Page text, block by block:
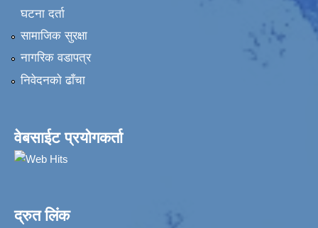
घटना दर्ता
सामाजिक सुरक्षा
नागरिक वडापत्र
निवेदनकाे ढाँचा
वेबसाईट प्रयोगकर्ता
द्रुत लिंक